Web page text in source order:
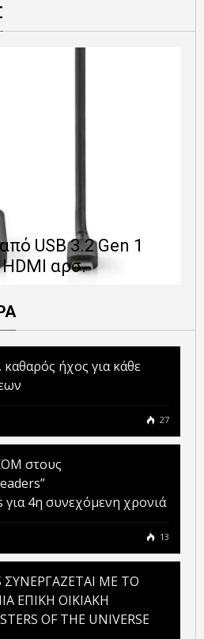
USB 3.2 Gen 1
αρσ.
ήχος για κάθε
27
στους
4η συνεχόμενη χρονιά
13
ΣΥΝΕΡΓΑΖΕΤΑΙ ΜΕ ΤΟ
ΕΠΙΚΗ ΟΙΚΙΑΚΗ
OF THE UNIVERSE